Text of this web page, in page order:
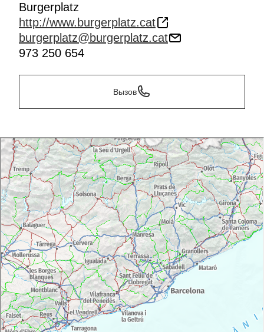
Burgerplatz
http://www.burgerplatz.cat
burgerplatz@burgerplatz.cat
973 250 654
Вызов